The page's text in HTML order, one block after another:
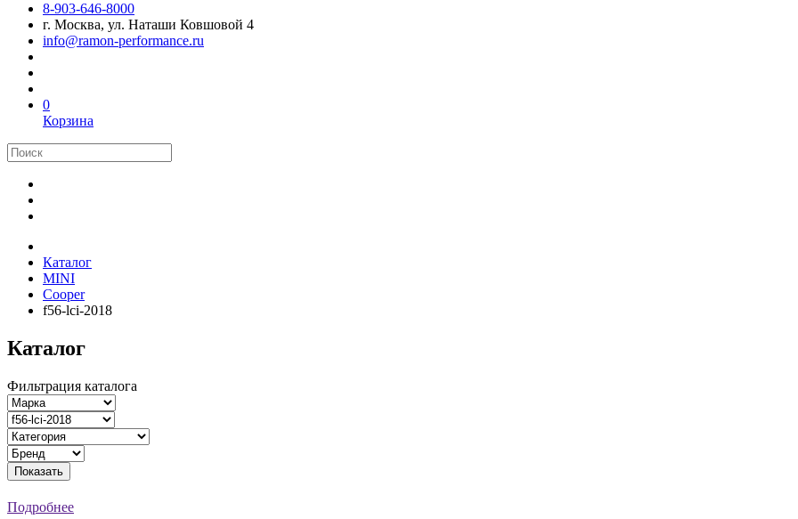
8-903-646-8000
г. Москва, ул. Наташи Ковшовой 4
info@ramon-performance.ru
0
Корзина
Каталог
MINI
Cooper
f56-lci-2018
Каталог
Фильтрация каталога
Показать
Подробнее